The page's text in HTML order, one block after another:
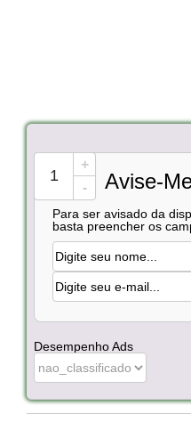
+
-
Avise-
Para ser avisado da
basta preencher os
Desempenho Ads